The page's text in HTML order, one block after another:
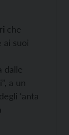
che
ai suoi
dalle
a un
‘anta